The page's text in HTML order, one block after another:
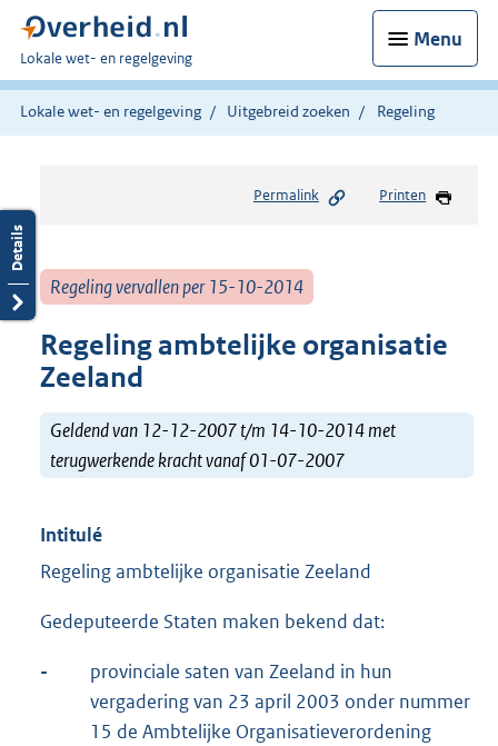
Menu
U
bent
hier:
Lokale wet- en regelgeving
Lokale wet- en regelgeving Uitgebreid zoeken Regeling
Permalink Printen
Regeling vervallen per 15-10-2014
Regeling ambtelijke organisatie
Zeeland
Geldend van 12-12-2007 t/m 14-10-2014 met
terugwerkende kracht vanaf 01-07-2007
Intitulé
Regeling ambtelijke organisatie Zeeland
Gedeputeerde Staten maken bekend dat:
-
provinciale saten van Zeeland in hun
vergadering van 23 april 2003 onder nummer
15 de Ambtelijke Organisatieverordening